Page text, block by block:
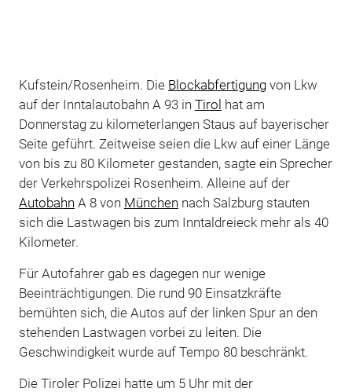
Kufstein/Rosenheim. Die Blockabfertigungvon Lkw
auf der Inntalautobahn A 93 in Tirol hat am
Donnerstag zu kilometerlangen Staus auf bayerischer
Seite geführt. Zeitweise seien die Lkw auf einer Länge
von bis zu 80 Kilometer gestanden, sagte ein Sprecher
der Verkehrspolizei Rosenheim. Alleine auf der
Autobahn A 8 von München nach Salzburg stauten
sich die Lastwagen bis zum Inntaldreieck mehr als 40
Kilometer.
Für Autofahrer gab es dagegen nur wenige
Beeinträchtigungen. Die rund 90 Einsatzkräfte
bemühten sich, die Autos auf der linken Spur an den
stehenden Lastwagen vorbei zu leiten. Die
Geschwindigkeit wurde auf Tempo 80 beschränkt.
Die Tiroler Polizei hatte um 5 Uhr mit der